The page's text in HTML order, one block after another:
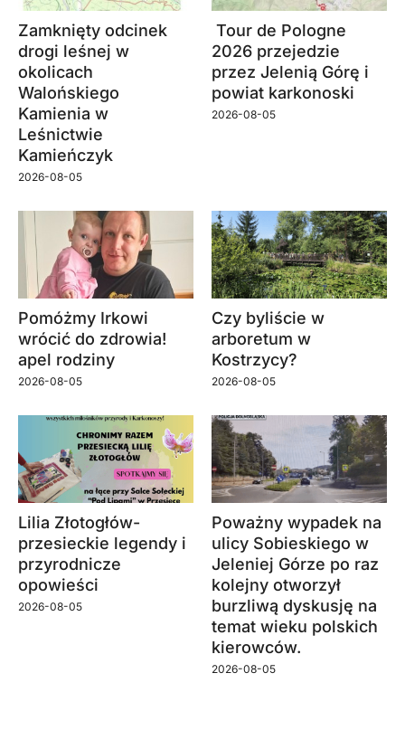
Zamknięty odcinek
drogi leśnej w
okolicach
Walońskiego
Kamienia w
Leśnictwie
Kamieńczyk
2026-08-05
Tour de Pologne
2026 przejedzie
przez Jelenią Górę i
powiat karkonoski
2026-08-05
Pomóżmy Irkowi
wrócić do zdrowia!
apel rodziny
2026-08-05
Czy byliście w
arboretum w
Kostrzycy?
2026-08-05
Lilia Złotogłów-
przesieckie legendy i
przyrodnicze
opowieści
2026-08-05
Poważny wypadek na
ulicy Sobieskiego w
Jeleniej Górze po raz
kolejny otworzył
burzliwą dyskusję na
temat wieku polskich
kierowców.
2026-08-05